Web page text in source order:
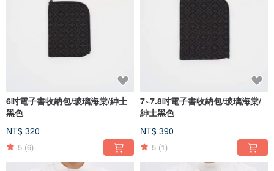
6吋電子書收納包/玻璃海棠/紳士
黑色
NT$ 320
5 (6)
7~7.8吋電子書收納包/玻璃海棠/
紳士黑色
NT$ 390
5 (1)